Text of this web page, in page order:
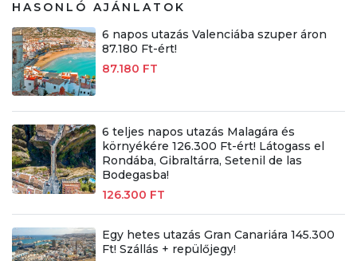
HASONLÓ AJÁNLATOK
6 napos utazás Valenciába szuper áron
87.180 Ft-ért!
87.180 FT
6 teljes napos utazás Malagára és
környékére 126.300 Ft-ért! Látogass el
Rondába, Gibraltárra, Setenil de las
Bodegasba!
126.300 FT
Egy hetes utazás Gran Canariára 145.300
Ft! Szállás + repülőjegy!